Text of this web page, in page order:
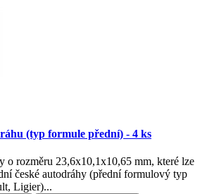
(typ formule přední) - 4 ks
o rozměru 23,6x10,1x10,65 mm, které lze
české autodráhy (přední formulový typ
Ligier)...